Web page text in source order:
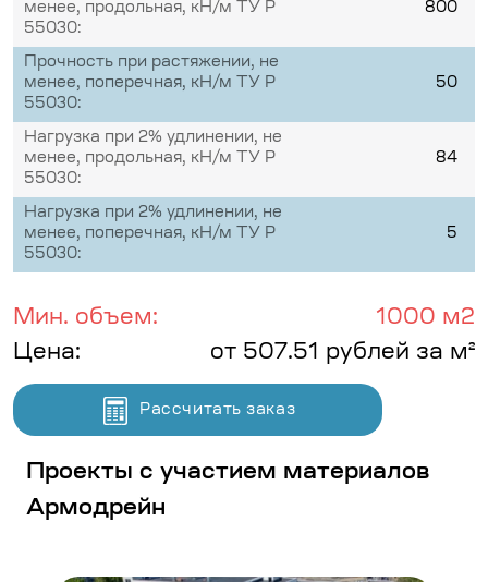
менее, продольная, кН/м ТУ Р
55030:
800
Прочность при растяжении, не
менее, поперечная, кН/м ТУ Р
55030:
50
Нагрузка при 2% удлинении, не
менее, продольная, кН/м ТУ Р
55030:
84
Нагрузка при 2% удлинении, не
менее, поперечная, кН/м ТУ Р
55030:
5
Мин. объем:
1000 м2
Цена:
от 507.51 рублей за м²
Рассчитать заказ
Проекты с участием материалов
Армодрейн